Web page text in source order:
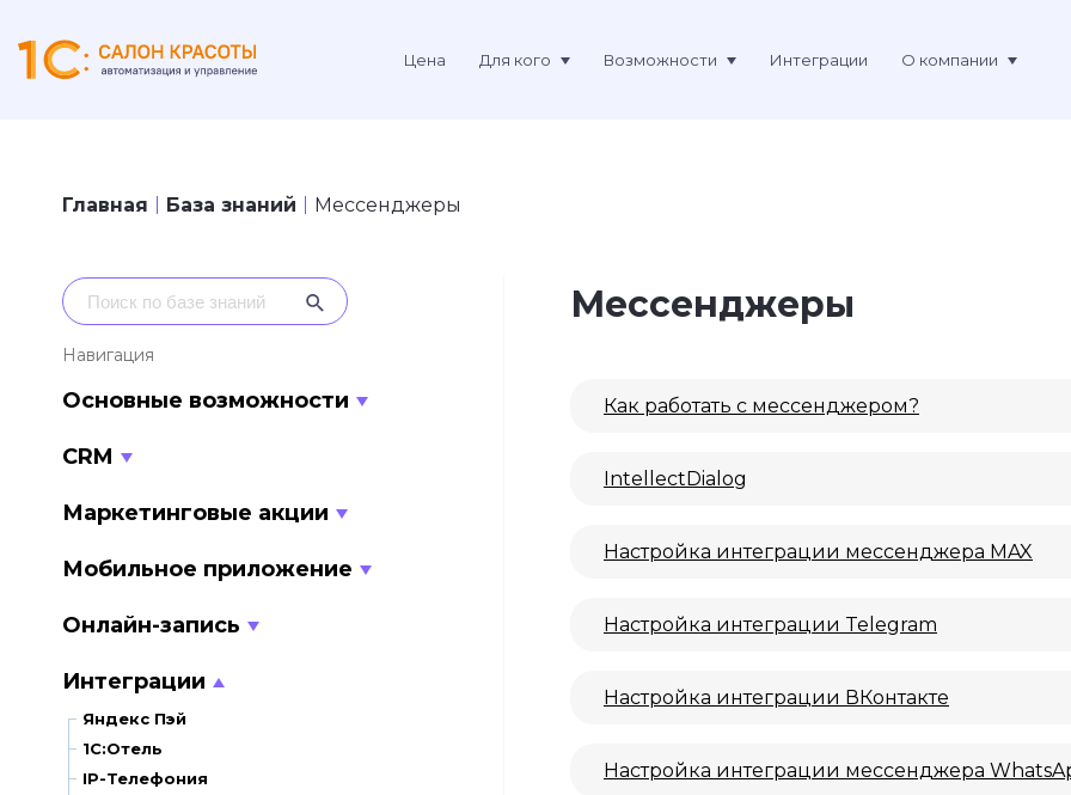
Цена Для кого Возможности Интеграции О компании
Главная База знаний Мессенджеры
Навигация
Основные возможности
CRM
Маркетинговые акции
Мобильное приложение
Онлайн-запись
Интеграции
Яндекс Пэй
1С:Отель
IP-Телефония
Мессенджеры
Как работать с мессенджером?
IntellectDialog
Настройка интеграции мессенджера MAX
Настройка интеграции Telegram
Настройка интеграции ВКонтакте
Настройка интеграции мессенджера